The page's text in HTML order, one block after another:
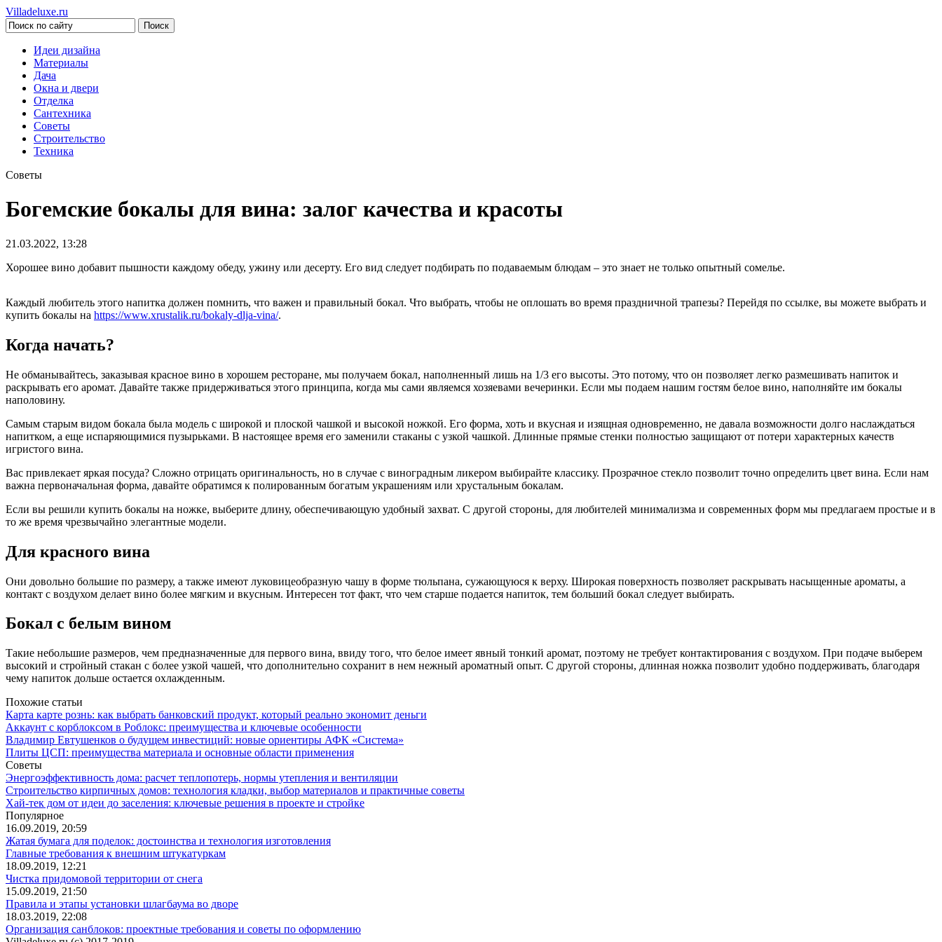
Villadeluxe.ru
Идеи дизайна
Материалы
Дача
Окна и двери
Отделка
Сантехника
Советы
Строительство
Техника
Советы
Богемские бокалы для вина: залог качества и красоты
21.03.2022, 13:28
Хорошее вино добавит пышности каждому обеду, ужину или десерту. Его вид следует подбирать по подаваемым блюдам – это знает не только опытный сомелье.
Каждый любитель этого напитка должен помнить, что важен и правильный бокал. Что выбрать, чтобы не оплошать во время праздничной трапезы? Перейдя по ссылке, вы можете выбрать и
купить бокалы на https://www.xrustalik.ru/bokaly-dlja-vina/.
Когда начать?
Не обманывайтесь, заказывая красное вино в хорошем ресторане, мы получаем бокал, наполненный лишь на 1/3 его высоты. Это потому, что он позволяет легко размешивать напиток и
раскрывать его аромат. Давайте также придерживаться этого принципа, когда мы сами являемся хозяевами вечеринки. Если мы подаем нашим гостям белое вино, наполняйте им бокалы
наполовину.
Самым старым видом бокала была модель с широкой и плоской чашкой и высокой ножкой. Его форма, хоть и вкусная и изящная одновременно, не давала возможности долго наслаждаться
напитком, а еще испаряющимися пузырьками. В настоящее время его заменили стаканы с узкой чашкой. Длинные прямые стенки полностью защищают от потери характерных качеств
игристого вина.
Вас привлекает яркая посуда? Сложно отрицать оригинальность, но в случае с виноградным ликером выбирайте классику. Прозрачное стекло позволит точно определить цвет вина. Если нам
важна первоначальная форма, давайте обратимся к полированным богатым украшениям или хрустальным бокалам.
Если вы решили купить бокалы на ножке, выберите длину, обеспечивающую удобный захват. С другой стороны, для любителей минимализма и современных форм мы предлагаем простые и в
то же время чрезвычайно элегантные модели.
Для красного вина
Они довольно большие по размеру, а также имеют луковицеобразную чашу в форме тюльпана, сужающуюся к верху. Широкая поверхность позволяет раскрывать насыщенные ароматы, а
контакт с воздухом делает вино более мягким и вкусным. Интересен тот факт, что чем старше подается напиток, тем больший бокал следует выбирать.
Бокал с белым вином
Такие небольшие размеров, чем предназначенные для первого вина, ввиду того, что белое имеет явный тонкий аромат, поэтому не требует контактирования с воздухом. При подаче выберем
высокий и стройный стакан с более узкой чашей, что дополнительно сохранит в нем нежный ароматный опыт. С другой стороны, длинная ножка позволит удобно поддерживать, благодаря
чему напиток дольше остается охлажденным.
Похожие статьи
Карта карте рознь: как выбрать банковский продукт, который реально экономит деньги
Аккаунт с корблоксом в Роблокс: преимущества и ключевые особенности
Владимир Евтушенков о будущем инвестиций: новые ориентиры АФК «Система»
Плиты ЦСП: преимущества материала и основные области применения
Советы
Энергоэффективность дома: расчет теплопотерь, нормы утепления и вентиляции
Строительство кирпичных домов: технология кладки, выбор материалов и практичные советы
Хай-тек дом от идеи до заселения: ключевые решения в проекте и стройке
Популярное
16.09.2019, 20:59
Жатая бумага для поделок: достоинства и технология изготовления
Главные требования к внешним штукатуркам
18.09.2019, 12:21
Чистка придомовой территории от снега
15.09.2019, 21:50
Правила и этапы установки шлагбаума во дворе
18.03.2019, 22:08
Организация санблоков: проектные требования и советы по оформлению